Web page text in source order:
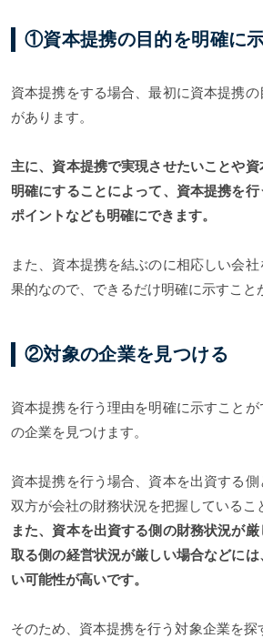
①資本提携の目的を明確に
資本提携をする場合、最初に資本提携
があります。
主に、資本提携で実現させたいことや
明確にすることによって、資本提携を
ポイントなども明確にできます。
また、資本提携を結ぶのに相応しい会
果的なので、できるだけ明確に示すこと
②対象の企業を見つける
資本提携を行う理由を明確に示すこと
の企業を見つけます。
資本提携を行う場合、資本を出資する
双方が会社の財務状況を把握しているこ
また、資本を出資する側の財務状況が
取る側の経営状況が厳しい場合などに
い可能性が高いです。
そのため、資本提携を行う対象企業を探